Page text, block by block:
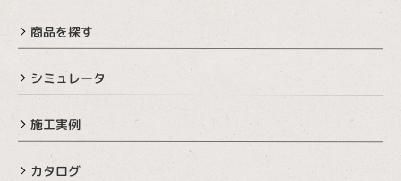
商品を探す
シミュレータ
施工実例
カタログ